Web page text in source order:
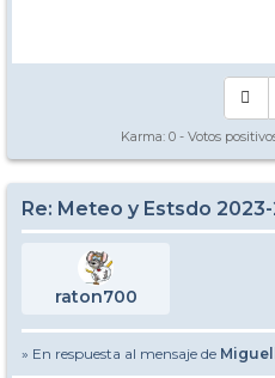
Karma: 0 - Votos
Re: Meteo y Estsdo
raton700
» En respuesta al mensaje de